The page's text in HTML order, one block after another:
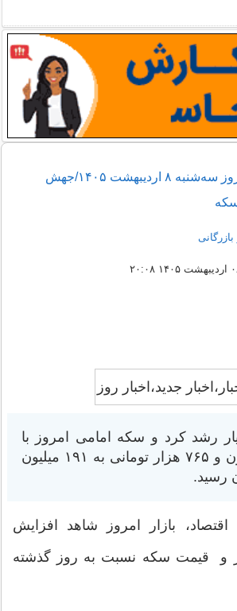
قیمت طلا و سکه امروز سه‌شنبه ۸ اردیبهشت ۱۴۰۵/جهش
سکه
طلا ۱۸ عیار رشد کرد و سکه امامی امروز با
افزایش ۱۴ میلیون و ۷۶۵ هزار تومانی به ۱۹۱ میلیون
بازار امروز شاهد افزایش
طلا ۱۸ عیار و قیمت سکه نسبت به روز گذشته